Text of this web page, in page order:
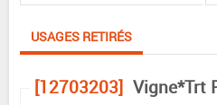
USAGES RETIRÉS
[12703203] Vigne*Trt